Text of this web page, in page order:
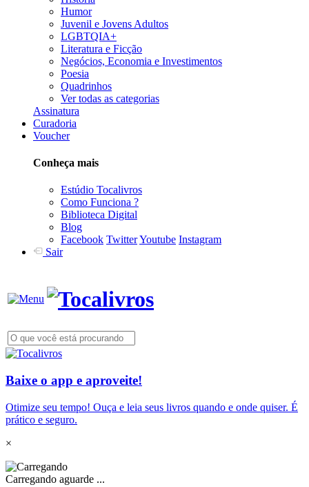
Humor
Juvenil e Jovens Adultos
LGBTQIA+
Literatura e Ficção
Negócios, Economia e Investimentos
Poesia
Quadrinhos
Ver todas as categorias
Assinatura
Curadoria
Voucher
Conheça mais
Estúdio Tocalivros
Como Funciona ?
Biblioteca Digital
Blog
Facebook TwitterYoutube Instagram
Sair
Baixe o app e aproveite!
Otimize seu tempo! Ouça e leia seus livros quando e onde quiser. É
prático e seguro.
×
Carregando aguarde ...